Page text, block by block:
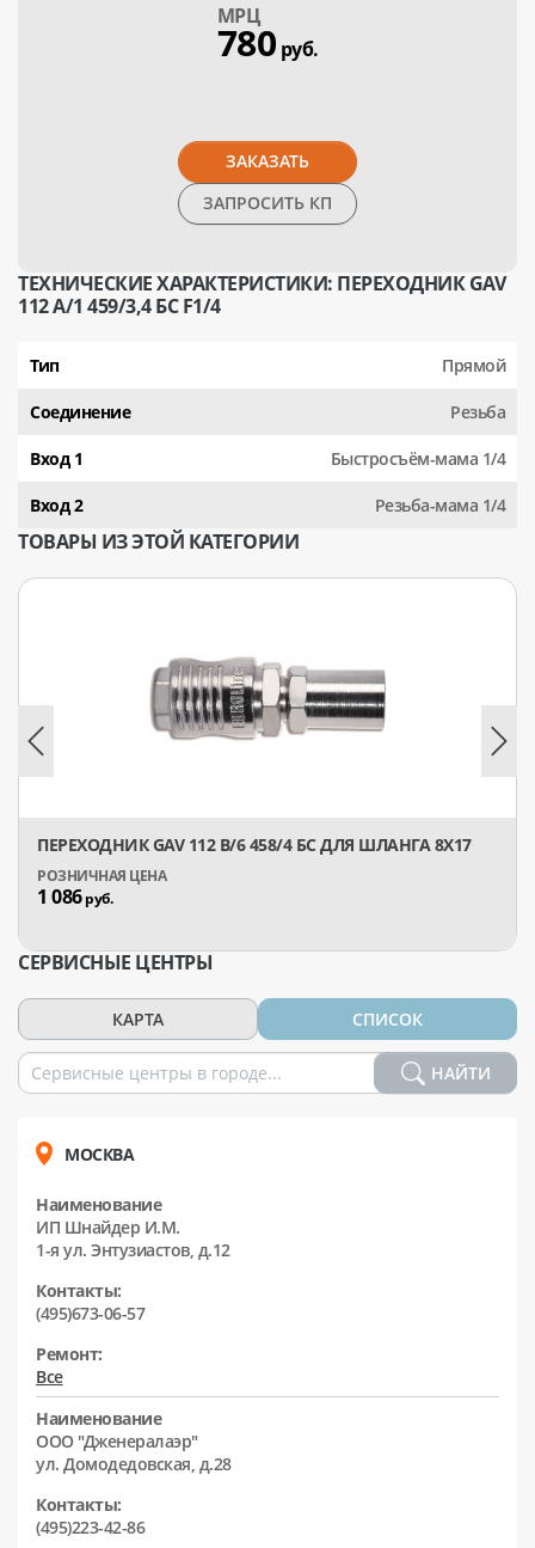
МPЦ
780 руб.
ЗАКАЗАТЬ
ЗАПРОСИТЬ КП
ТЕХНИЧЕСКИЕ ХАРАКТЕРИСТИКИ: ПЕРЕХОДНИК GAV
112 A/1 459/3,4 БС F1/4
Тип Прямой
Соединение Резьба
Вход 1 Быстросъём-мама 1/4
Вход 2 Резьба-мама 1/4
ТОВАРЫ ИЗ ЭТОЙ КАТЕГОРИИ
ПЕРЕХОДНИК GAV 112 B/6 458/4 БС ДЛЯ ШЛАНГА 8X17
1 086руб.
СЕРВИСНЫЕ ЦЕНТРЫ
КАРТА СПИСОК
НАЙТИ
МОСКВА
Наименование
ИП Шнайдер И.М.
1-я ул. Энтузиастов, д.12
Контакты:
(495)673-06-57
Ремонт:
Все
Наименование
ООО "Дженералаэр"
ул. Домодедовская, д.28
Контакты:
(495)223-42-86